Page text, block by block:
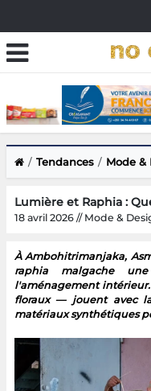
Tendances Mode &
Lumière et Raphia :
18 avril 2026 // Mode &
À Ambohitrimanjaka,
raphia malgache
l'aménagement
floraux — jouent avec
matériaux synthétiques